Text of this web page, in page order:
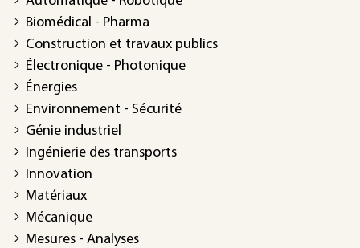
Biomédical - Pharma
Construction et travaux publics
Électronique - Photonique
Énergies
Environnement - Sécurité
Génie industriel
Ingénierie des transports
Innovation
Matériaux
Mécanique
Mesures - Analyses